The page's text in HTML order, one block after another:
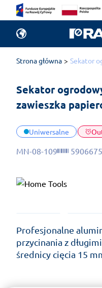
Strona główna Sekator
Sekator
zawieszka
Uniwersalne
MN-08-109
Profesjonalne
przycinania z
średnicy cięcia 15